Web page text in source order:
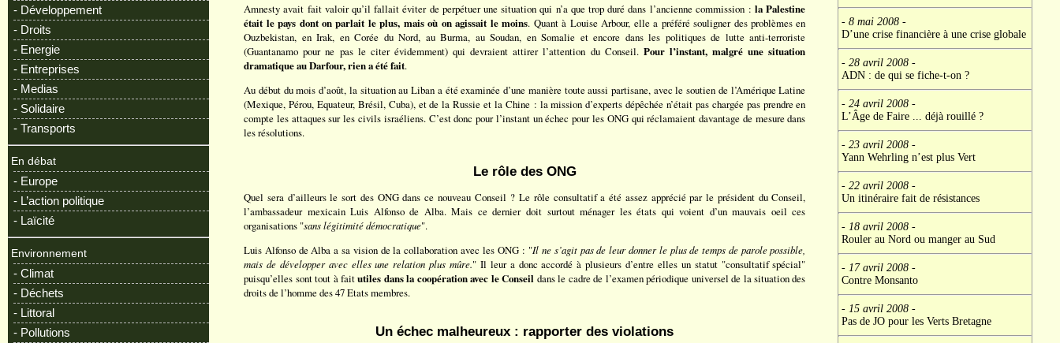
- Développement
- Droits
- Energie
- Entreprises
- Medias
- Solidaire
- Transports
En débat
- Europe
- L’action politique
- Laïcité
Environnement
- Climat
- Déchets
- Littoral
- Pollutions
Amnesty avait fait valoir qu’il fallait éviter de perpétuer une situation qui n’a que trop duré dans l’ancienne commission :la Palestine
était le pays dont on parlait le plus, mais où on agissait le moins. Quant à Louise Arbour, elle a préféré souligner des problèmes en
Ouzbekistan, en Irak, en Corée du Nord, au Burma, au Soudan, en Somalie et encore dans les politiques de lutte anti-terroriste
(Guantanamo pour ne pas le citer évidemment) qui devraient attirer l’attention du Conseil. Pour l’instant, malgré une situation
dramatique au Darfour, rien a été fait.
Au début du mois d’août, la situation au Liban a été examinée d’une manière toute aussi partisane, avec le soutien de l’Amérique Latine
(Mexique, Pérou, Equateur, Brésil, Cuba), et de la Russie et la Chine : la mission d’experts dépêchée n’était pas chargée pas prendre en
compte les attaques sur les civils israéliens. C’est donc pour l’instant un échec pour les ONG qui réclamaient davantage de mesure dans
les résolutions.
Le rôle des ONG
Quel sera d’ailleurs le sort des ONG dans ce nouveau Conseil ? Le rôle consultatif a été assez apprécié par le président du Conseil,
l’ambassadeur mexicain Luis Alfonso de Alba. Mais ce dernier doit surtout ménager les états qui voient d’un mauvais oeil ces
organisations "sans légitimité démocratique".
Luis Alfonso de Alba a sa vision de la collaboration avec les ONG : "Il ne s’agit pas de leur donner le plus de temps de parole possible,
mais de développer avec elles une relation plus mûre." Il leur a donc accordé à plusieurs d’entre elles un statut "consultatif spécial"
puisqu’elles sont tout à faitutiles dans la coopération avec le Conseil dans le cadre de l’examen périodique universel de la situation des
droits de l’homme des 47 Etats membres.
Un échec malheureux : rapporter des violations
- 8 mai 2008-
D’une crise financière à une crise globale
- 28 avril 2008-
ADN : de qui se fiche-t-on ?
- 24 avril 2008-
L’Âge de Faire ... déjà rouillé ?
- 23 avril 2008-
Yann Wehrling n’est plus Vert
- 22 avril 2008-
Un itinéraire fait de résistances
- 18 avril 2008-
Rouler au Nord ou manger au Sud
- 17 avril 2008-
Contre Monsanto
- 15 avril 2008-
Pas de JO pour les Verts Bretagne